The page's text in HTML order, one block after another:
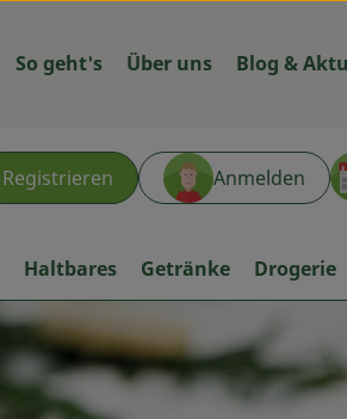
So geht's Über uns Blog &
Registrieren Anmelden
Haltbares Getränke Drogerie